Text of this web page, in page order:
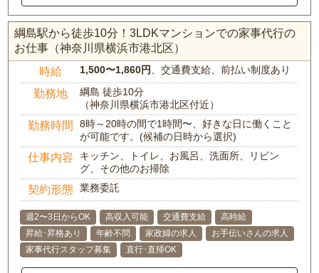
綱島駅から徒歩10分！3LDKマンションでの家事代行の
お仕事（神奈川県横浜市港北区）
時給 1,500〜1,860円、交通費支給、前払い制度あり
勤務地
綱島 徒歩10分
（神奈川県横浜市港北区付近）
勤務時間
8時～20時の間で1時間〜、好きな日に働くこと
が可能です。(候補の日時から選択)
仕事内容
キッチン、トイレ、お風呂、洗面所、リビン
グ、その他のお掃除
契約形態 業務委託
週2〜3日からOK 高収入可能 交通費支給
高時給
昇給･昇格あり
年齢不問 家政婦の求人
お手伝いさんの求人
家事代行スタッフ募集
直行･直帰OK